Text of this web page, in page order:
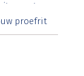
erat.
lorem
proefrit